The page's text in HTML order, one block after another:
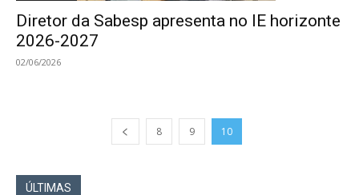
Diretor da Sabesp apresenta no IE horizonte
2026-2027
02/06/2026
8 9 10
ÚLTIMAS